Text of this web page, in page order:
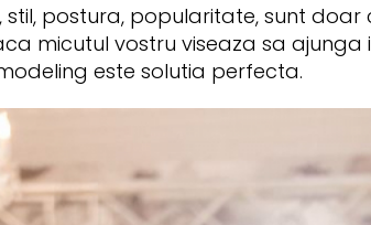
stil, postura, popularitate, sunt
micutul vostru viseaza sa
este solutia perfecta.